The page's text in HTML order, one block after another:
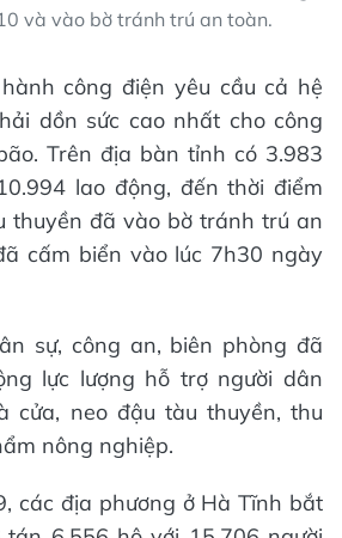
và vào bờ tránh trú an toàn.
công điện yêu cầu cả hệ
dồn sức cao nhất cho công
Trên địa bàn tỉnh có 3.983
lao động, đến thời điểm
thuyền đã vào bờ tránh trú an
cấm biển vào lúc 7h30 ngày
sự, công an, biên phòng đã
lực lượng hỗ trợ người dân
cửa, neo đậu tàu thuyền, thu
nông nghiệp.
các địa phương ở Hà Tĩnh bắt